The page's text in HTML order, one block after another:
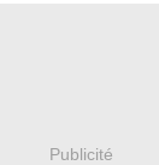
Publicité